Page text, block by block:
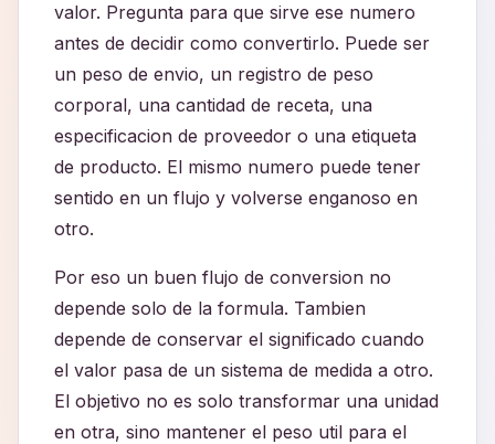
valor. Pregunta para que sirve ese numero
antes de decidir como convertirlo. Puede ser
un peso de envio, un registro de peso
corporal, una cantidad de receta, una
especificacion de proveedor o una etiqueta
de producto. El mismo numero puede tener
sentido en un flujo y volverse enganoso en
otro.
Por eso un buen flujo de conversion no
depende solo de la formula. Tambien
depende de conservar el significado cuando
el valor pasa de un sistema de medida a otro.
El objetivo no es solo transformar una unidad
en otra, sino mantener el peso util para el